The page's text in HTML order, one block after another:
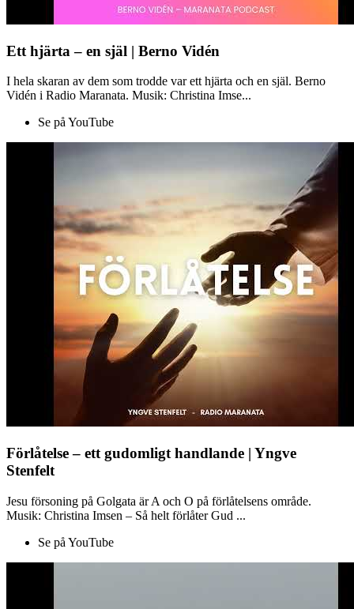
Ett hjärta – en själ | Berno Vidén
I hela skaran av dem som trodde var ett hjärta och en själ. Berno
Vidén i Radio Maranata. Musik: Christina Imse...
Se på YouTube
Förlåtelse – ett gudomligt handlande | Yngve
Stenfelt
Jesu försoning på Golgata är A och O på förlåtelsens område.
Musik: Christina Imsen – Så helt förlåter Gud ...
Se på YouTube